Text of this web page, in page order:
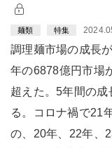
麺類 特集
調理麺市場の成長
年の6878億円市場
超えた。5年間の
る。コロナ禍で21
の、20年、22年、